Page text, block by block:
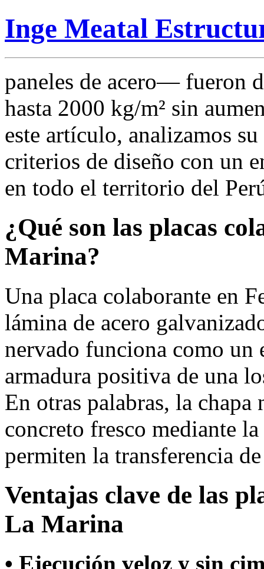
Inge Meatal
paneles de acero— fueron
hasta 2000 kg/m² sin
este artículo, analizamos
criterios de diseño con un
en todo el territorio del
¿Qué son las placas
Marina?
Una placa colaborante en
lámina de acero
nervado funciona como un
armadura positiva de una
En otras palabras, la
concreto fresco mediante
permiten la transferencia
Ventajas clave de las
La Marina
• Ejecución veloz y sin